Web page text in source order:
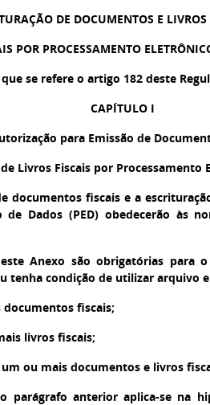
DE DOCUMENTOS E LIVROS
POR PROCESSAMENTO
se refere o artigo 182 deste
CAPÍTULO I
para Emissão de
Livros Fiscais por Processamento
documentos fiscais e a
de Dados (PED) obedecerão às
Anexo são obrigatórias para
tenha condição de utilizar arquivo
fiscais;
livros fiscais;
ou mais documentos e livros
parágrafo anterior aplica-se na